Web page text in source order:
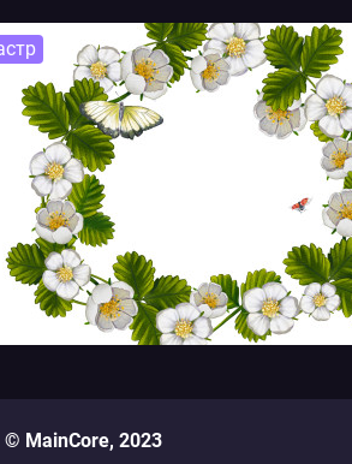
© MainCore, 2023